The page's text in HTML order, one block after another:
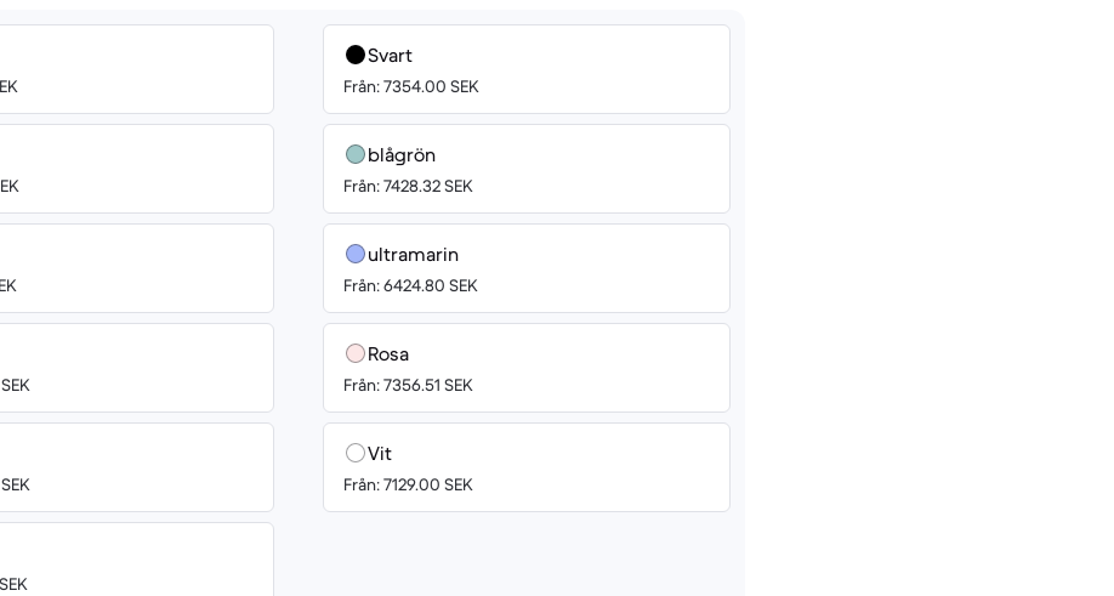
Svart
Från: 7354.00 SEK
blågrön
Från: 7428.32 SEK
ultramarin
Från: 6424.80 SEK
Rosa
Från: 7356.51 SEK
Vit
Från: 7129.00 SEK